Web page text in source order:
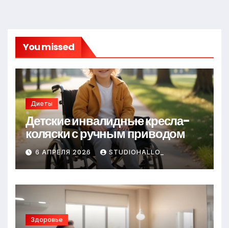
You missed
Диеты
Детские инвалидные кресла-
коляски с ручным приводом
6 АПРЕЛЯ 2026 STUDIOHALLO_
Здоровье